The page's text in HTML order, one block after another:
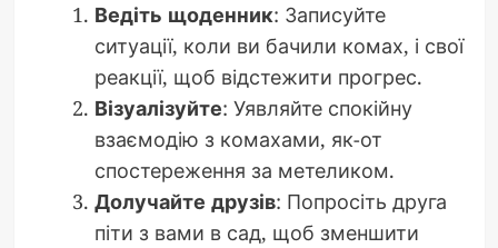
Ведіть щоденник: Записуйте
ситуації, коли ви бачили комах, і свої
реакції, щоб відстежити прогрес.
Візуалізуйте: Уявляйте спокійну
взаємодію з комахами, як-от
спостереження за метеликом.
Долучайте друзів: Попросіть друга
піти з вами в сад, щоб зменшити